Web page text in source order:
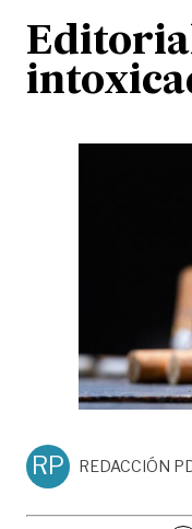
RP REDACCIÓN